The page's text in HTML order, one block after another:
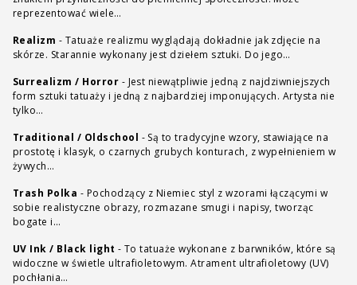
reprezentować wiele…
Realizm - Tatuaże realizmu wyglądają dokładnie jak zdjęcie na
skórze. Starannie wykonany jest dziełem sztuki. Do jego…
Surrealizm / Horror - Jest niewątpliwie jedną z najdziwniejszych
form sztuki tatuaży i jedną z najbardziej imponujących. Artysta nie
tylko…
Traditional / Oldschool - Są to tradycyjne wzory, stawiające na
prostotę i klasyk, o czarnych grubych konturach, z wypełnieniem w
żywych…
Trash Polka - Pochodzący z Niemiec styl z wzorami łączącymi w
sobie realistyczne obrazy, rozmazane smugi i napisy, tworząc
bogate i…
UV Ink / Black light - To tatuaże wykonane z barwników, które są
widoczne w świetle ultrafioletowym. Atrament ultrafioletowy (UV)
pochłania…